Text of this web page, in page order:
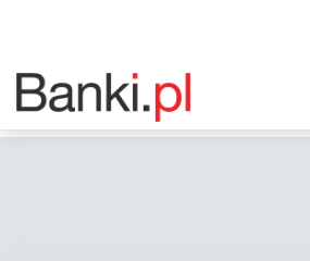
Strona główna
Bank BNP Paribas promuje kredyt